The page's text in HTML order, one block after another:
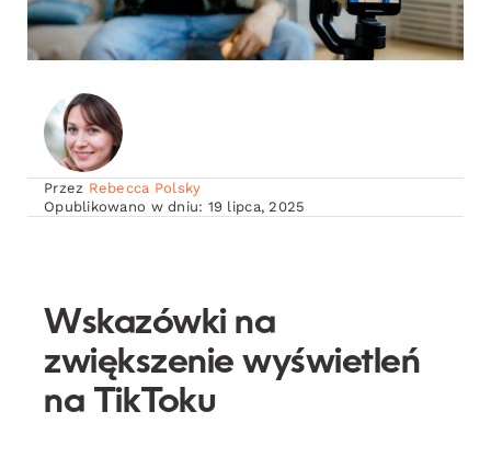
Przez Rebecca Polsky
Opublikowano w dniu: 19 lipca, 2025
Wskazówki na
zwiększenie wyświetleń
na TikToku